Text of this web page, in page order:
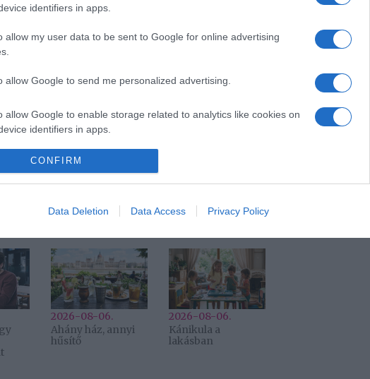
identifiers in apps.
allow my user data to be sent to Google for online advertising
allow Google to send me personalized advertising.
allow Google to enable storage related to analytics like cookies on
identifiers in apps.
allow Google to enable storage related to functionality of the website
CONFIRM
Data Deletion Data Access Privacy Policy
Következő bejegyzés
2026-08-06.
Ahány ház, annyi
hűsítő
2026-08-06.
Kánikula a
lakásban